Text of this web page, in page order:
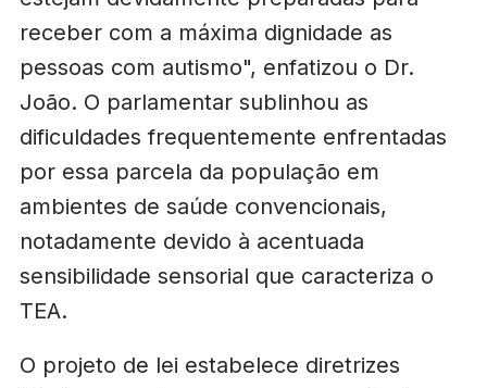
receber com a máxima dignidade as
pessoas com autismo", enfatizou o Dr.
João. O parlamentar sublinhou as
dificuldades frequentemente enfrentadas
por essa parcela da população em
ambientes de saúde convencionais,
notadamente devido à acentuada
sensibilidade sensorial que caracteriza o
TEA.
O projeto de lei estabelece diretrizes